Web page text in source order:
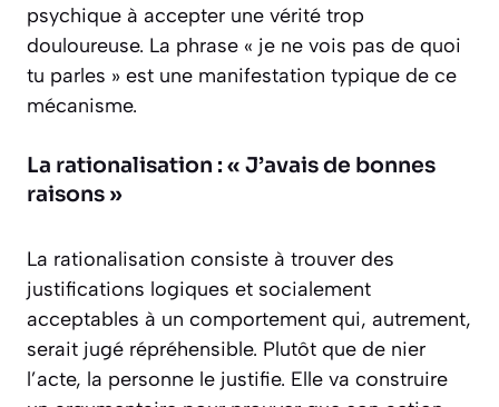
psychique à accepter une vérité trop
douloureuse. La phrase « je ne vois pas de quoi
tu parles » est une manifestation typique de ce
mécanisme.
La rationalisation : « J’avais de bonnes
raisons »
La rationalisation consiste à trouver des
justifications logiques et socialement
acceptables à un comportement qui, autrement,
serait jugé répréhensible. Plutôt que de nier
l’acte, la personne le justifie. Elle va construire